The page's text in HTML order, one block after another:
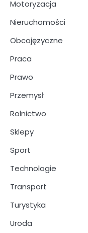
Motoryzacja
Nieruchomości
Obcojęzyczne
Praca
Prawo
Przemysł
Rolnictwo
Sklepy
Sport
Technologie
Transport
Turystyka
Uroda